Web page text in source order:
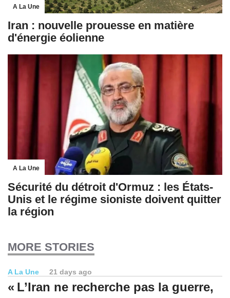
A La Une
Iran : nouvelle prouesse en matière
d'énergie éolienne
A La Une
Sécurité du détroit d'Ormuz : les États-
Unis et le régime sioniste doivent quitter
la région
MORE STORIES
A La Une 21 days ago
« L’Iran ne recherche pas la guerre,